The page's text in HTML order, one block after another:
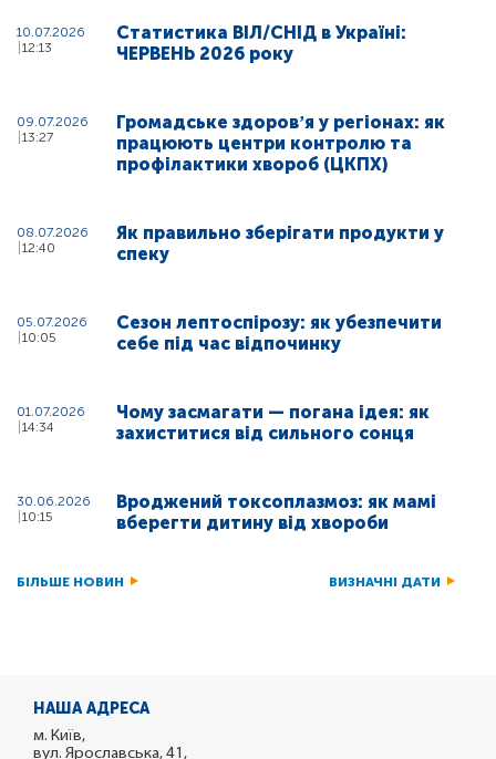
10.07.2026
12:13
Статистика ВІЛ/СНІД в Україні:
ЧЕРВЕНЬ 2026 року
09.07.2026
13:27
Громадське здоровʼя у регіонах: як
працюють центри контролю та
профілактики хвороб (ЦКПХ)
08.07.2026
12:40
Як правильно зберігати продукти у
спеку
05.07.2026
10:05
Сезон лептоспірозу: як убезпечити
себе під час відпочинку
01.07.2026
14:34
Чому засмагати — погана ідея: як
захиститися від сильного сонця
30.06.2026
10:15
Вроджений токсоплазмоз: як мамі
вберегти дитину від хвороби
БІЛЬШЕ НОВИН ВИЗНАЧНІ ДАТИ
НАША АДРЕСА
м. Київ,
вул. Ярославська, 41,